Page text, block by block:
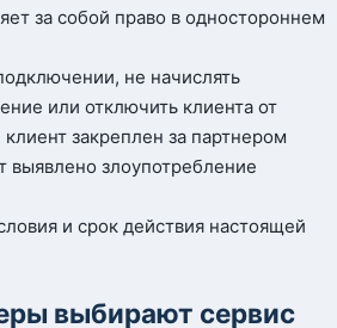
за собой право в одностороннем
не начислять
или отключить клиента от
закреплен за партнером
выявлено злоупотребление
и срок действия настоящей
выбирают сервис